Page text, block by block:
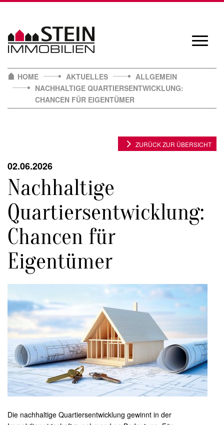
content
HOME
AKTUELLES
ALLGEMEIN
NACHHALTIGE QUARTIERSENTWICKLUNG:
CHANCEN FÜR EIGENTÜMER
02.06.2026
Nachhaltige
Quartiersentwicklung:
Chancen für
Eigentümer
ZURÜCK ZUR ÜBERSICHT
Die nachhaltige Quartiersentwicklung gewinnt in der